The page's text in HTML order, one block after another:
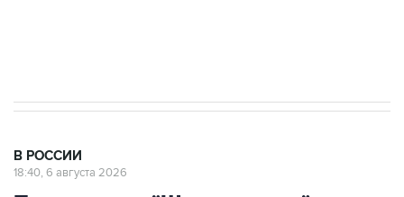
В РОССИИ
18:40, 6 августа 2026